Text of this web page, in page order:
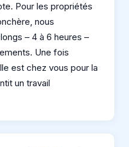
Pour les propriétés
nous
– 4 à 6 heures –
Une fois
est chez vous pour la
un travail